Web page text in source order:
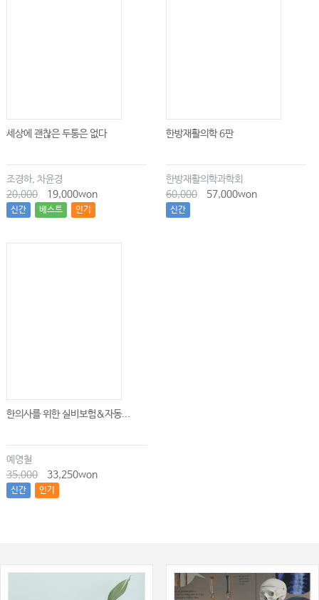
세상에 괜찮은 두통은 없다
조경하, 차윤경
20,000
19,000won
신간 베스트 인기
한방재활의학 6판
한방재활의학과학회
60,000
57,000won
신간
한의사를 위한 실비보험&자동...
예영철
35,000
33,250won
신간 인기